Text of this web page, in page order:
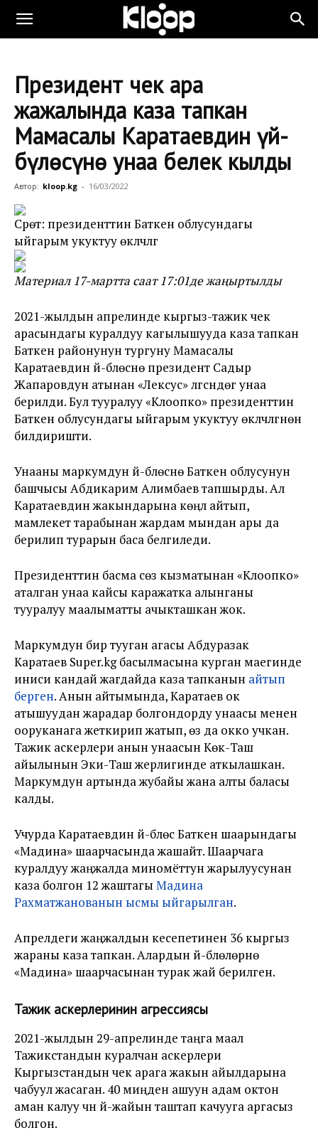
Президент чек ара
жаңжалында каза тапкан
Мамасалы Каратаевдин үй-
бүлөсүнө унаа белек кылды
Автор: kloop.kg - 16/03/2022
Сүрөт: президенттин Баткен облусундагы
ыйгарым укуктуу өкүлчүлүгү
Материал 17-мартта саат 17:01де жаңыртылды
2021-жылдын апрелинде кыргыз-тажик чек
арасындагы куралдуу кагылышууда каза тапкан
Баткен районунун тургуну Мамасалы
Каратаевдин үй-бүлөсүнө президент Садыр
Жапаровдун атынан «Лексус» үлгүсүндөгү унаа
берилди. Бул тууралуу «Клоопко» президенттин
Баткен облусундагы ыйгарым укуктуу өкүлчүлүгүнөн
билдиришти.
Унааны маркумдун үй-бүлөсүнө Баткен облусунун
башчысы Абдикарим Алимбаев тапшырды. Ал
Каратаевдин жакындарына көңүл айтып,
мамлекет тарабынан жардам мындан ары да
берилип турарын баса белгиледи.
Президенттин басма сөз кызматынан «Клоопко»
аталган унаа кайсы каражатка алынганы
тууралуу маалыматты ачыкташкан жок.
Маркумдун бир тууган агасы Абдуразак
Каратаев Super.kg басылмасына курган маегинде
иниси кандай жагдайда каза тапканын айтып
берген. Анын айтымында, Каратаев ок
атышуудан жарадар болгондорду унаасы менен
ооруканага жеткирип жатып, өзү да окко учкан.
Тажик аскерлери анын унаасын Көк-Таш
айылынын Эки-Таш жерлигинде аткылашкан.
Маркумдун артында жубайы жана алты баласы
калды.
Учурда Каратаевдин үй-бүлөсү Баткен шаарындагы
«Мадина» шаарчасында жашайт. Шаарчага
куралдуу жаңжалда миномёттун жарылуусунан
каза болгон 12 жаштагы Мадина
Рахматжанованын ысмы ыйгарылган.
Апрелдеги жаңжалдын кесепетинен 36 кыргыз
жараны каза тапкан. Алардын үй-бүлөлөрүнө
«Мадина» шаарчасынан турак жай берилген.
Тажик аскерлеринин агрессиясы
2021-жылдын 29-апрелинде таңга маал
Тажикстандын куралчан аскерлери
Кыргызстандын чек арага жакын айылдарына
чабуул жасаган. 40 миңден ашуун адам октон
аман калуу үчүн үй-жайын таштап качууга аргасыз
болгон.